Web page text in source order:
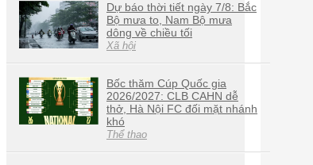
Dự báo thời tiết ngày 7/8: Bắc
Bộ mưa to, Nam Bộ mưa
dông về chiều tối
Xã hội
Bốc thăm Cúp Quốc gia
2026/2027: CLB CAHN dễ
thở, Hà Nội FC đối mặt nhánh
khó
Thể thao